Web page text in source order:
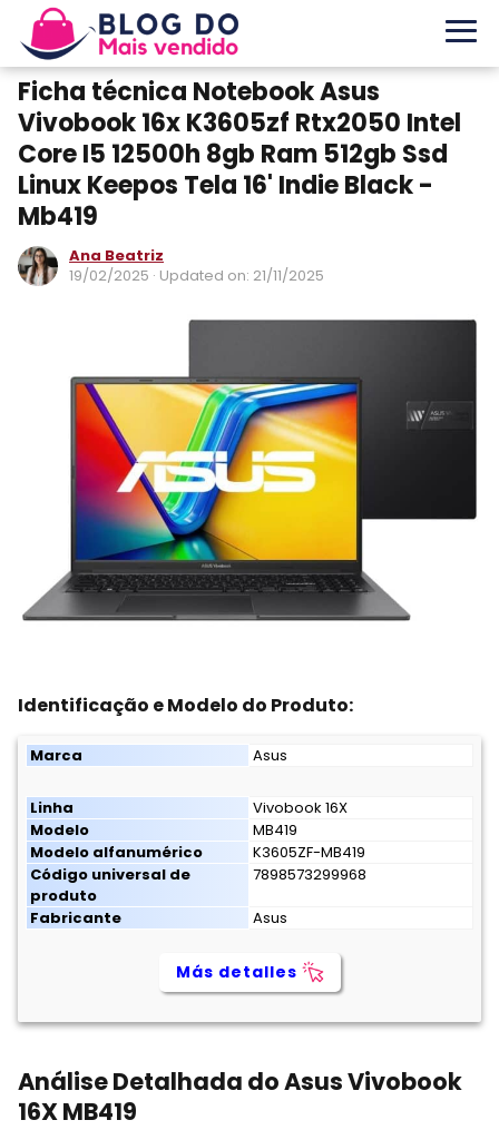
Ficha técnica Notebook Asus
Vivobook 16x K3605zf Rtx2050 Intel
Core I5 12500h 8gb Ram 512gb Ssd
Linux Keepos Tela 16' Indie Black -
Mb419
Ana Beatriz
19/02/2025 · Updated on: 21/11/2025
Identificação e Modelo do Produto:
Marca Asus
Linha
Vivobook 16X
Modelo
MB419
Modelo alfanumérico
K3605ZF-MB419
Código universal de
produto
7898573299968
Fabricante Asus
Más detalles
Análise Detalhada do Asus Vivobook
16X MB419